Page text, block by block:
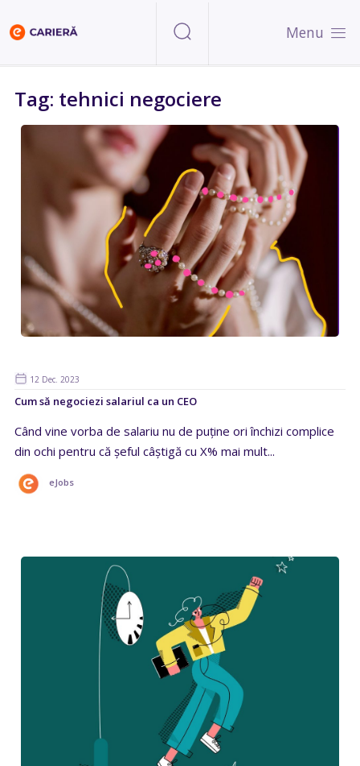
Menu
Tag: tehnici negociere
12 Dec. 2023
Cum să negociezi salariul ca un CEO
Când vine vorba de salariu nu de puține ori închizi complice
din ochi pentru că șeful câștigă cu X% mai mult...
eJobs